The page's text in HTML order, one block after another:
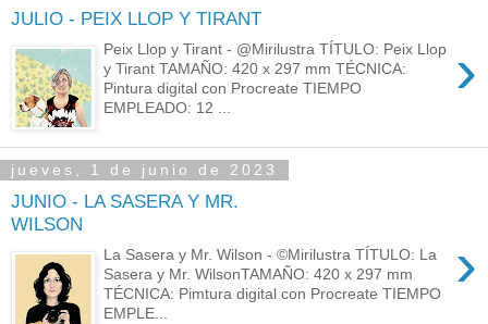
JULIO - PEIX LLOP Y TIRANT
›
Peix Llop y Tirant - @Mirilustra TÍTULO: Peix Llop
y Tirant TAMAÑO: 420 x 297 mm TÉCNICA:
Pintura digital con Procreate TIEMPO
EMPLEADO: 12 ...
jueves, 1 de junio de 2023
JUNIO - LA SASERA Y MR.
WILSON
›
La Sasera y Mr. Wilson - ©Mirilustra TÍTULO: La
Sasera y Mr. WilsonTAMAÑO: 420 x 297 mm
TÉCNICA: Pimtura digital con Procreate TIEMPO
EMPLE...